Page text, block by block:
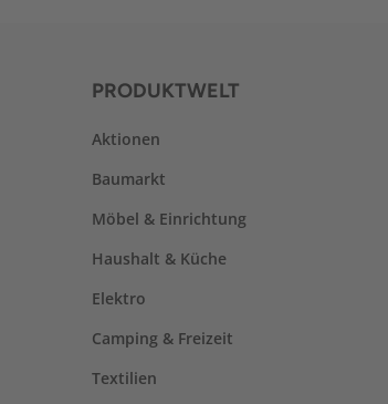
PRODUKTWELT
Aktionen
Baumarkt
Möbel & Einrichtung
Haushalt & Küche
Elektro
Camping & Freizeit
Textilien